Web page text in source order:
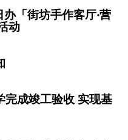
「街坊手作客厅‧营
动
完成竣工验收 实现基